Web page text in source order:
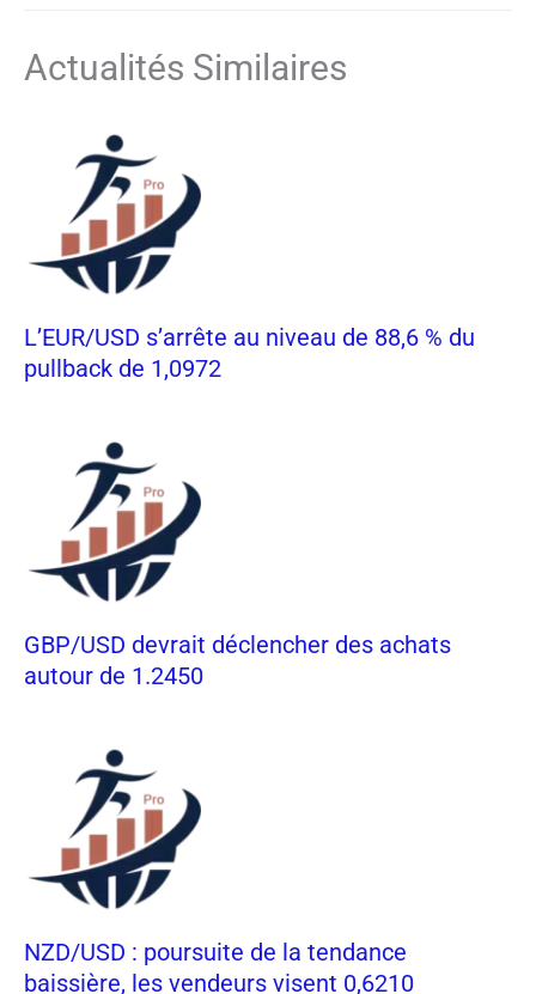
Actualités Similaires
L’EUR/USD s’arrête au niveau de 88,6 % du
pullback de 1,0972
GBP/USD devrait déclencher des achats
autour de 1.2450
NZD/USD : poursuite de la tendance
baissière, les vendeurs visent 0,6210